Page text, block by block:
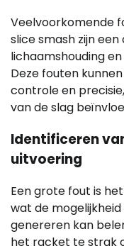
Veelvoorkomende
slice smash zijn
lichaamshouding
Deze fouten
controle en
van de slag
Identificeren
uitvoering
Een grote fout is
wat de
genereren kan
het racket te strak